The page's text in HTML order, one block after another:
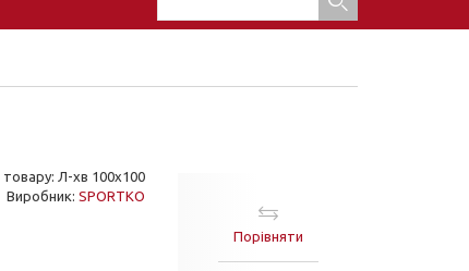
Л-хв 100х100
Виробник: SPORTKO
Порівняти